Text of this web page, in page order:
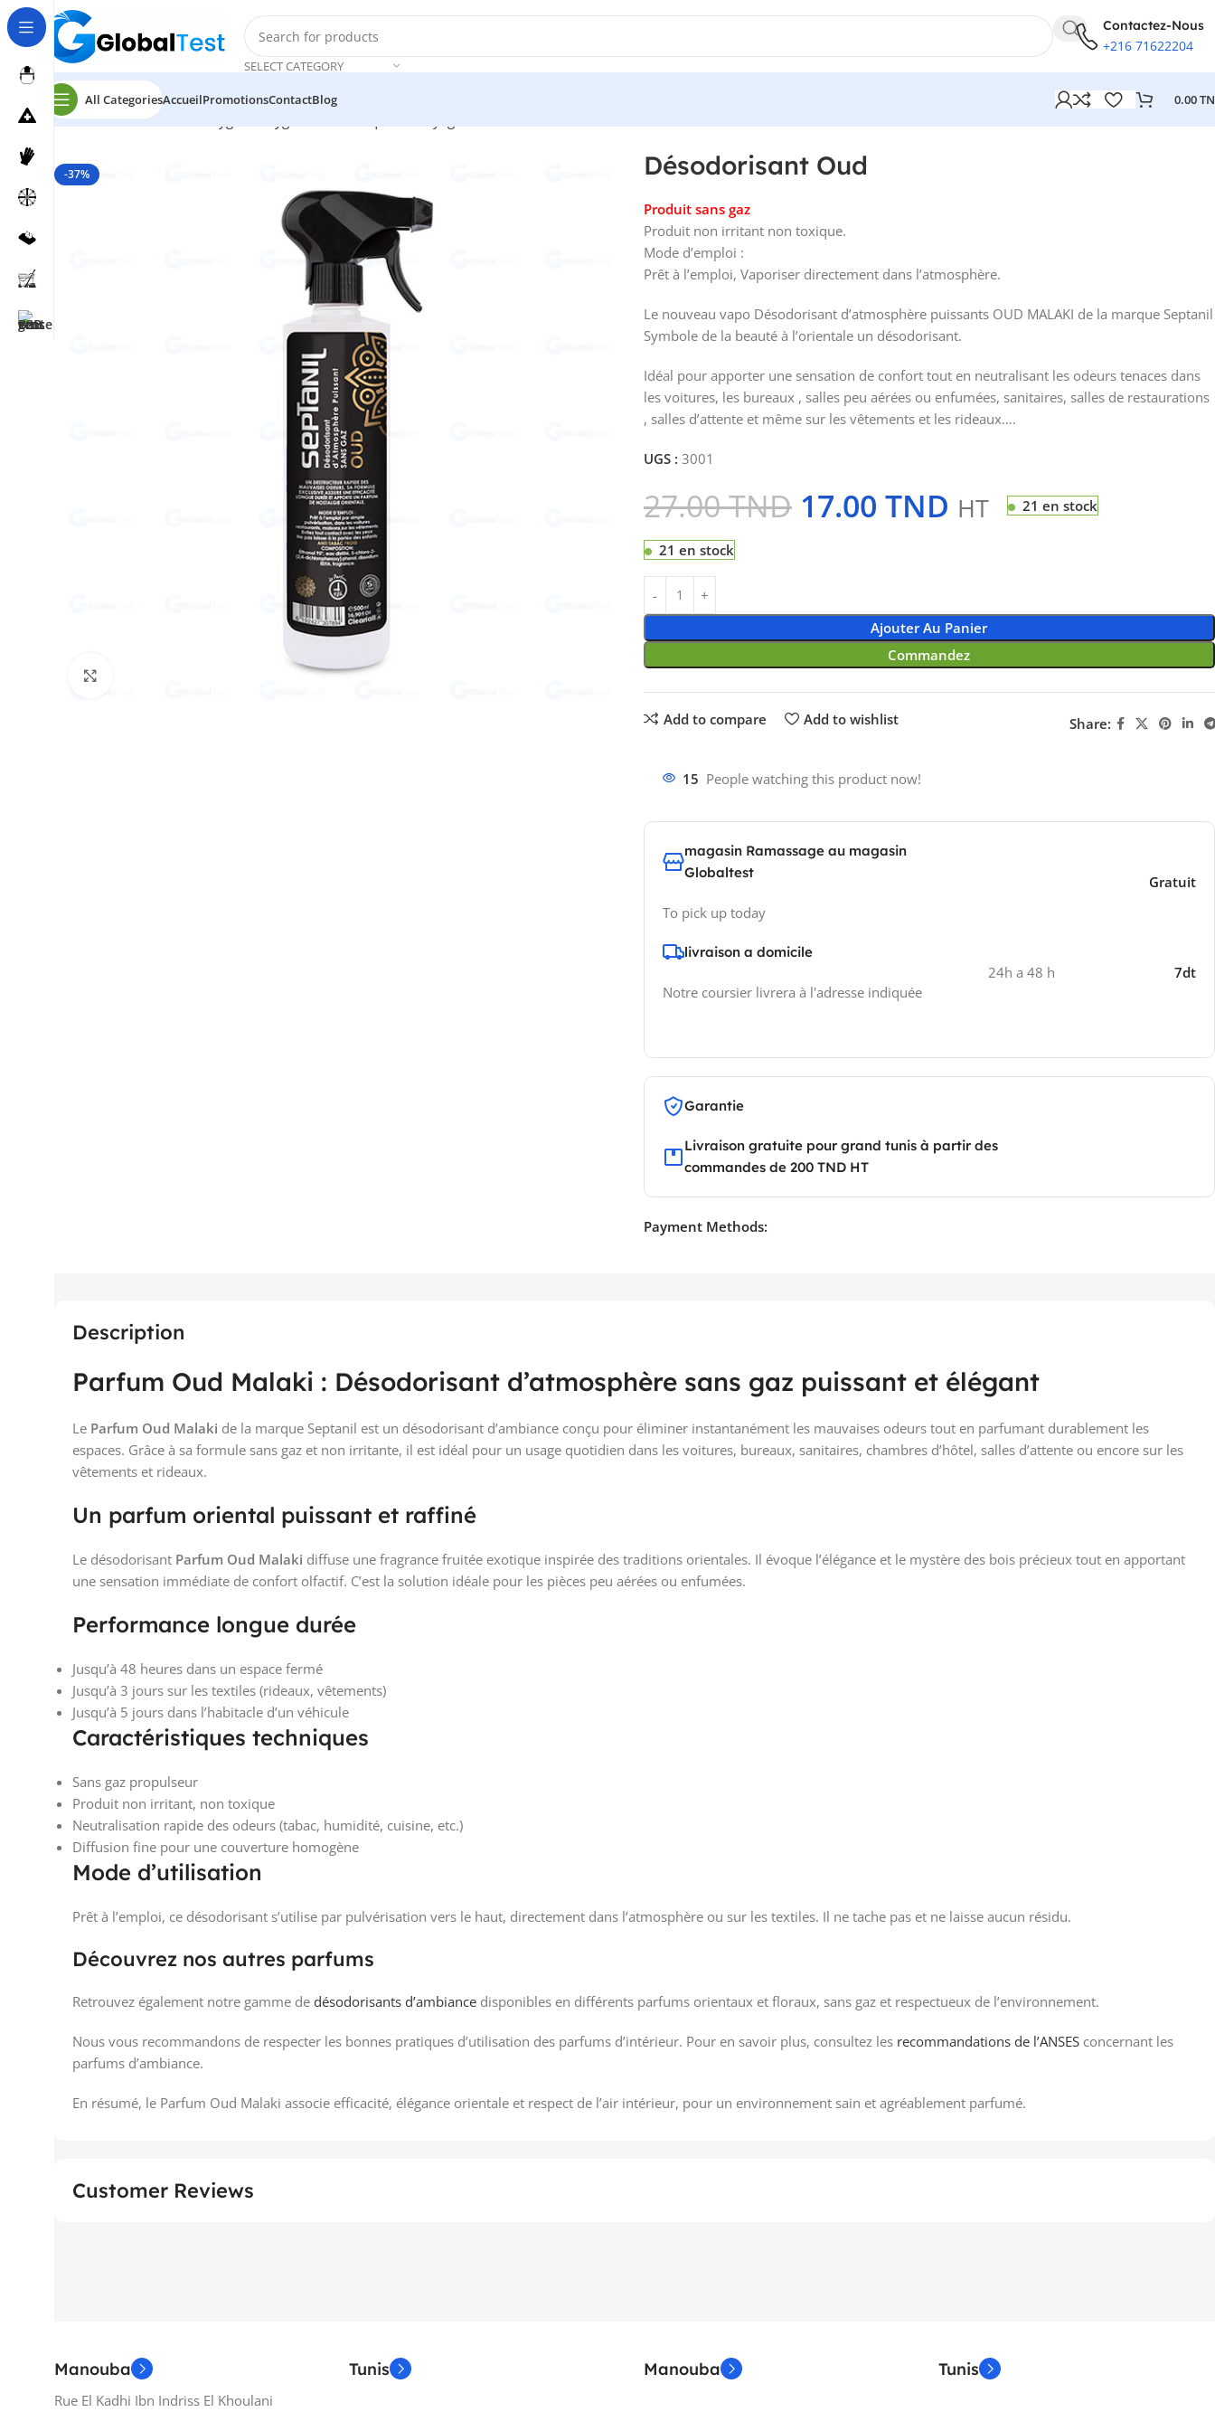
SELECT CATEGORY
Contactez-Nous
+216 71622204
All CategoriesAccueilPromotionsContactBlog 0.00
Accueil Désinfection et Hygiène
-37% Désodorisant Oud
Produit sans gaz
Produit non irritant non toxique.
Mode d’emploi :
Prêt à l’emploi, Vaporiser directement dans l’atmosphère.
Le nouveau vapo Désodorisant d’atmosphère puissantsOUD MALAKI de la marque Septanil
Symbole de la beauté à l’orientale un désodorisant.
Idéal pour apporter une sensation de confort tout en neutralisant les odeurs tenaces dans
les voitures, les bureaux , salles peu aérées ou enfumées, sanitaires, salles de restaurations
, salles d’attente et même sur les vêtements et les rideaux….
UGS : 3001
27.00TND 17.00 TND HT 21 en stock
21 en stock
Ajouter Au Panier
Commandez
Add to compare Add to wishlist Share:
15 People watching this product now!
magasin Ramassage au magasin
Globaltest
To pick up today
Gratuit
livraison a domicile
Notre coursier livrera à l'adresse indiquée
24h a 48 h 7dt
Garantie
Livraison gratuite pour grand tunis à partir des
commandes de 200 TND HT
Payment Methods:
Description
Parfum Oud Malaki : Désodorisant d’atmosphère sans gaz puissant et élégant
Le Parfum Oud Malaki de la marque Septanil est un désodorisant d’ambiance conçu pour éliminer instantanément les mauvaises odeurs tout en parfumant durablement les
espaces. Grâce à sa formule sans gaz et non irritante, il est idéal pour un usage quotidien dans les voitures, bureaux, sanitaires, chambres d’hôtel, salles d’attente ou encore sur les
vêtements et rideaux.
Un parfum oriental puissant et raffiné
Le désodorisant Parfum Oud Malaki diffuse une fragrance fruitée exotique inspirée des traditions orientales. Il évoque l’élégance et le mystère des bois précieux tout en apportant
une sensation immédiate de confort olfactif. C’est la solution idéale pour les pièces peu aérées ou enfumées.
Performance longue durée
Jusqu’à 48 heures dans un espace fermé
Jusqu’à 3 jours sur les textiles (rideaux, vêtements)
Jusqu’à 5 jours dans l’habitacle d’un véhicule
Caractéristiques techniques
Sans gaz propulseur
Produit non irritant, non toxique
Neutralisation rapide des odeurs (tabac, humidité, cuisine, etc.)
Diffusion fine pour une couverture homogène
Mode d’utilisation
Prêt à l’emploi, ce désodorisant s’utilise par pulvérisation vers le haut, directement dans l’atmosphère ou sur les textiles. Il ne tache pas et ne laisse aucun résidu.
Découvrez nos autres parfums
Retrouvez également notre gamme de désodorisants d’ambiance disponibles en différents parfums orientaux et floraux, sans gaz et respectueux de l’environnement.
Nous vous recommandons de respecter les bonnes pratiques d’utilisation des parfums d’intérieur. Pour en savoir plus, consultez les recommandations de l’ANSES concernant les
parfums d’ambiance.
En résumé, le Parfum Oud Malaki associe efficacité, élégance orientale et respect de l’air intérieur, pour un environnement sain et agréablement parfumé.
Customer Reviews
Manouba
Rue El Kadhi Ibn Indriss El Khoulani
Tunis Manouba Tunis